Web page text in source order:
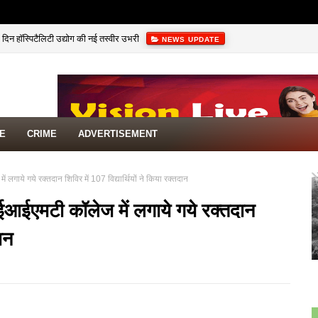
हॉस्पिटैलिटी उद्योग की नई तस्वीर उभरी NEWS UPDATE
CRIME ADVERTISEMENT
गये रक्तदान शिविर में 107 विद्यार्थियों ने किया रक्तदान
कॉलेज में लगाये गये रक्तदान